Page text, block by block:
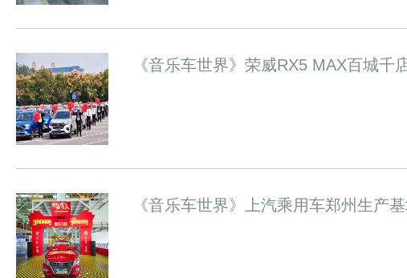
《音乐车世界》荣威RX5 MAX百城千
《音乐车世界》上汽乘用车郑州生产